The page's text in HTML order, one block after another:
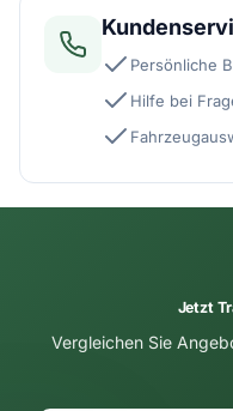
Persönliche
Hilfe bei
Jetzt
Vergleichen Sie